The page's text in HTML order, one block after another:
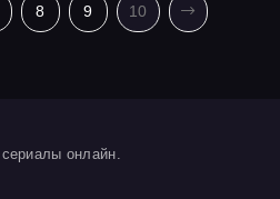
8 9 10
онлайн.